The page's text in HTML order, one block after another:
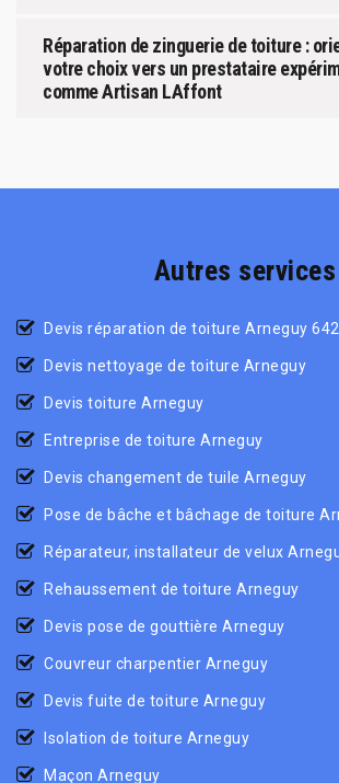
Réparation de zinguerie de toiture :
votre choix vers un prestataire
comme Artisan LAffont
Autres services
Devis réparation de toiture Arneguy
Devis nettoyage de toiture Arneguy
Devis toiture Arneguy
Entreprise de toiture Arneguy
Devis changement de tuile Arneguy
Pose de bâche et bâchage de toiture
Réparateur, installateur de velux
Rehaussement de toiture Arneguy
Devis pose de gouttière Arneguy
Couvreur charpentier Arneguy
Devis fuite de toiture Arneguy
Isolation de toiture Arneguy
Maçon Arneguy